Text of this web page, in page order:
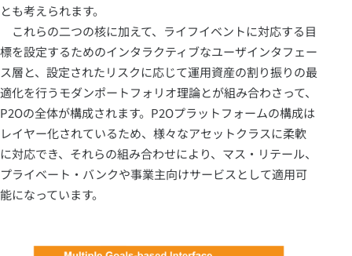
とも考えられます。
これらの二つの核に加えて、ライフイベントに対応する目
標を設定するためのインタラクティブなユーザインタフェー
ス層と、設定されたリスクに応じて運用資産の割り振りの最
適化を行うモダンポートフォリオ理論とが組み合わさって、
P2Oの全体が構成されます。P2Oプラットフォームの構成は
レイヤー化されているため、様々なアセットクラスに柔軟
に対応でき、それらの組み合わせにより、マス・リテール、
プライベート・バンクや事業主向けサービスとして適用可
能になっています。